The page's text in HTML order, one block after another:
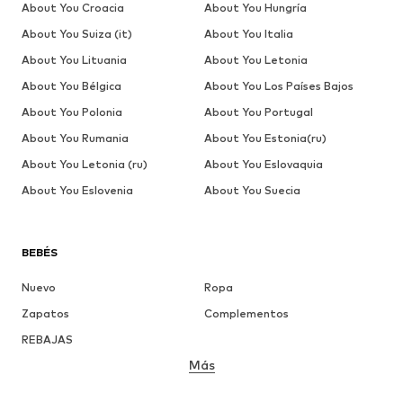
BEBÉS
Nuevo
Ropa
Zapatos
Complementos
REBAJAS
Más
About You Croacia
About You Hungría
About You Suiza (it)
About You Italia
About You Lituania
About You Letonia
About You Bélgica
About You Los Países Bajos
About You Polonia
About You Portugal
About You Rumania
About You Estonia(ru)
About You Letonia (ru)
About You Eslovaquia
About You Eslovenia
About You Suecia